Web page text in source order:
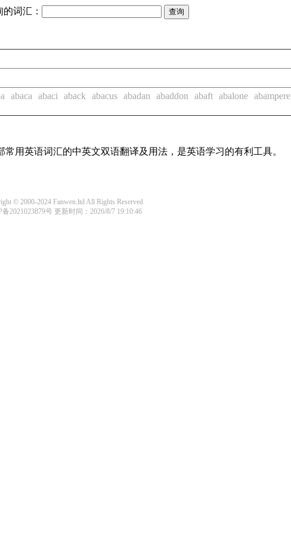
词汇：
abaca abaci aback abacus abadan abaddon abaft abalone abampere
用英语词汇的中英文双语翻译及用法，是英语学习的有利工具。
© 2000-2024 Fanwen.ltd All Rights Reserved
备2021023879号更新时间：2026/8/7 19:10:46